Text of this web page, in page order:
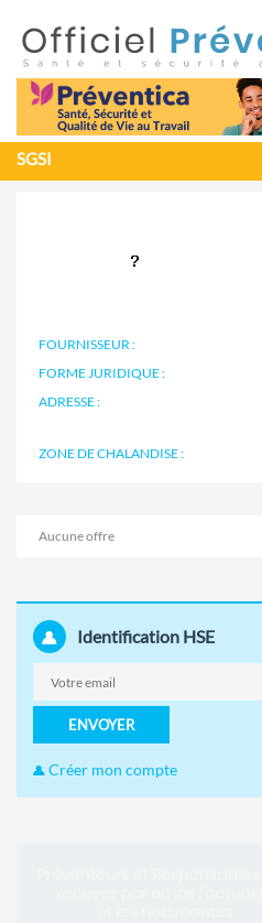
SGSI
FOURNISSEUR :
FORME JURIDIQUE :
ADRESSE :
ZONE DE CHALANDISE :
Aucune offre
Identification HSE
ENVOYER
Créer mon compte